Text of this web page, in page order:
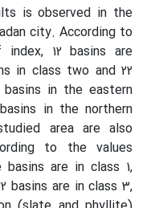
is observed in the
city. According to
12 basins are
in class two and 22
in the eastern
in the northern
area are also
to the values
are in class 1,
basins are in class 3,